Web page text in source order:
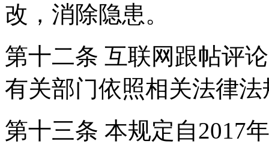
改，消除隐患。
第十二条 互联网跟帖评
有关部门依照相关法律
第十三条 本规定自2017